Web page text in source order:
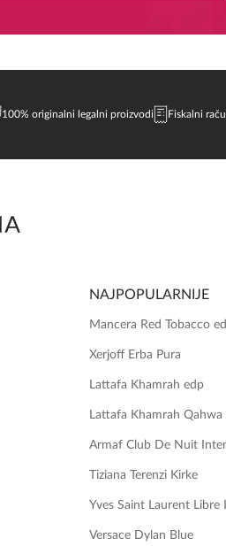
100% originalni legalni proizvodi Fiskalni
NAJPOPULARNIJE
Mancera Red Tobacco
Xerjoff Erba Pura
Lattafa Khamrah edp
Lattafa Khamrah Qahwa
Armaf Club De Nuit
Tiziana Terenzi Kirke
Yves Saint Laurent Libre
Versace Dylan Blue